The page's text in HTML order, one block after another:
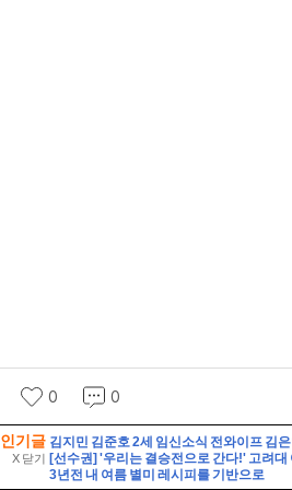
인기글
X 닫기
3년전 내 여름 별미 레시피를 기반으로